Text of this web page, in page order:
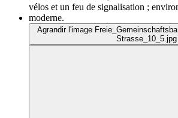
Agrandir l'image
Strasse_10_5.jpg